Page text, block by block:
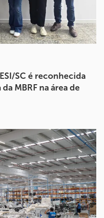
SC é reconhecida
MBRF na área de